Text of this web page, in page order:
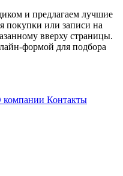
и предлагаем лучшие
покупки или записи на
вверху страницы.
формой для подбора
компании Контакты